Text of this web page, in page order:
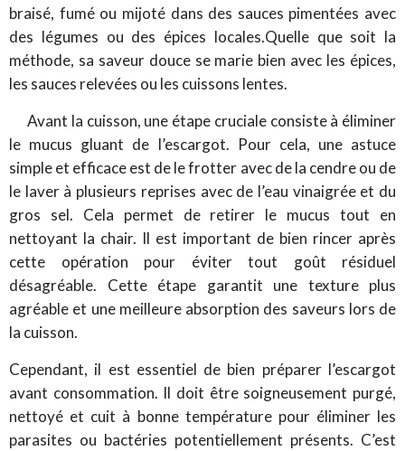
braisé, fumé ou mijoté dans des sauces pimentées avec
des légumes ou des épices locales.Quelle que soit la
méthode, sa saveur douce se marie bien avec les épices,
les sauces relevées ou les cuissons lentes.
Avant la cuisson, une étape cruciale consiste à éliminer
le mucus gluant de l’escargot. Pour cela, une astuce
simple et efficace est de le frotter avec de la cendre ou de
le laver à plusieurs reprises avec de l’eau vinaigrée et du
gros sel. Cela permet de retirer le mucus tout en
nettoyant la chair. Il est important de bien rincer après
cette opération pour éviter tout goût résiduel
désagréable. Cette étape garantit une texture plus
agréable et une meilleure absorption des saveurs lors de
la cuisson.
Cependant, il est essentiel de bien préparer l’escargot
avant consommation. Il doit être soigneusement purgé,
nettoyé et cuit à bonne température pour éliminer les
parasites ou bactéries potentiellement présents. C’est